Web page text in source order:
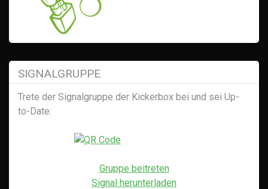
SIGNALGRUPPE
Trete der Signalgruppe der Kickerbox bei und sei Up-
to-Date:
Gruppe beitreten
Signal herunterladen